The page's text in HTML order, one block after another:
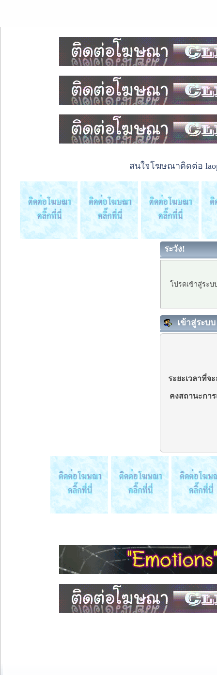
สนใจโฆษณาติดต่อ
ระวัง!
โปรดเข้าสู่ระ
เข้าสู่ระบบ
ระยะเวลาที่จ
คงสถานะกา